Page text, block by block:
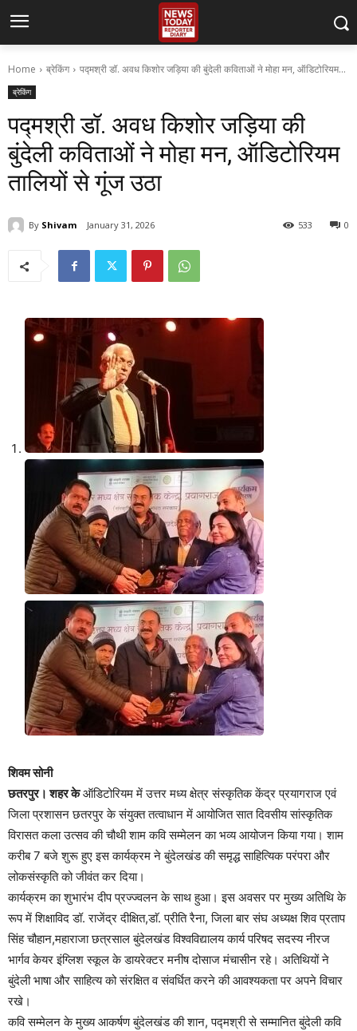
Home ब्रेकिंग पद्मश्री डॉ. अवध किशोर जड़िया की बुंदेली कविताओं ने मोहा मन, ऑडिटोरियम...
ब्रेकिंग
पद्मश्री डॉ. अवध किशोर जड़िया की
बुंदेली कविताओं ने मोहा मन, ऑडिटोरियम
तालियों से गूंज उठा
By Shivam January 31, 2026 0
533
शिवम सोनी
छतरपुर। शहर केऑडिटोरियम में उत्तर मध्य क्षेत्र संस्कृतिक केंद्र प्रयागराज एवं
जिला प्रशासन छतरपुर के संयुक्त तत्वाधान में आयोजित सात दिवसीय सांस्कृतिक
विरासत कला उत्सव की चौथी शाम कवि सम्मेलन का भव्य आयोजन किया गया। शाम
करीब 7 बजे शुरू हुए इस कार्यक्रम ने बुंदेलखंड की समृद्ध साहित्यिक परंपरा और
लोकसंस्कृति को जीवंत कर दिया।
कार्यक्रम का शुभारंभ दीप प्रज्ज्वलन के साथ हुआ। इस अवसर पर मुख्य अतिथि के
रूप में शिक्षाविद डॉ. राजेंद्र दीक्षित,डाॅ. प्रीति रैना, जिला बार संघ अध्यक्ष शिव प्रताप
सिंह चौहान,महाराजा छत्रसाल बुंदेलखंड विश्वविद्यालय कार्य परिषद सदस्य नीरज
भार्गव केयर इंग्लिश स्कूल के डायरेक्टर मनीष दोसाज मंचासीन रहे। अतिथियों ने
बुंदेली भाषा और साहित्य को संरक्षित व संवर्धित करने की आवश्यकता पर अपने विचार
रखे।
कवि सम्मेलन के मुख्य आकर्षण बुंदेलखंड की शान, पद्मश्री से सम्मानित बुंदेली कवि